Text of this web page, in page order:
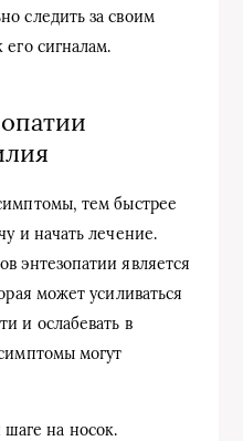
следить за своим
сигналам.
тем быстрее
и начать лечение.
энтезопатии является
может усиливаться
и ослабевать в
могут
на носок.